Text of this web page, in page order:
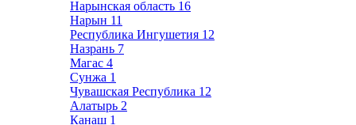
Нарынская область 16
Нарын 11
Республика Ингушетия 12
Назрань 7
Магас 4
Сунжа 1
Чувашская Республика 12
Алатырь 2
Канаш 1